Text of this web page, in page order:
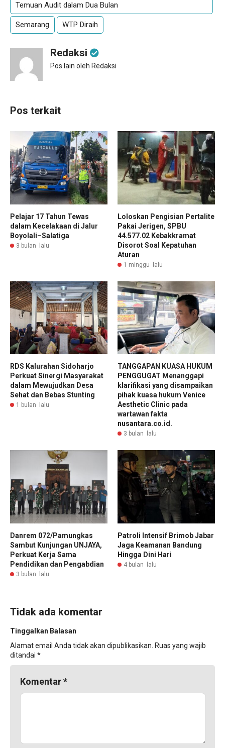
Temuan Audit dalam Dua Bulan
Semarang WTP Diraih
Redaksi
Pos lain oleh Redaksi
Pos terkait
Pelajar 17 Tahun Tewas
dalam Kecelakaan di Jalur
Boyolali–Salatiga
3 bulan lalu
Loloskan Pengisian Pertalite
Pakai Jerigen, SPBU
44.577.02 Kebakkramat
Disorot Soal Kepatuhan
Aturan
1 minggu lalu
RDS Kalurahan Sidoharjo
Perkuat Sinergi Masyarakat
dalam Mewujudkan Desa
Sehat dan Bebas Stunting
1 bulan lalu
TANGGAPAN KUASA HUKUM
PENGGUGAT Menanggapi
klarifikasi yang disampaikan
pihak kuasa hukum Venice
Aesthetic Clinic pada
wartawan fakta
nusantara.co.id.
3 bulan lalu
Danrem 072/Pamungkas
Sambut Kunjungan UNJAYA,
Perkuat Kerja Sama
Pendidikan dan Pengabdian
3 bulan lalu
Patroli Intensif Brimob Jabar
Jaga Keamanan Bandung
Hingga Dini Hari
4 bulan lalu
Tidak ada komentar
Tinggalkan Balasan
Alamat email Anda tidak akan dipublikasikan. Ruas yang wajib
ditandai *
Komentar*